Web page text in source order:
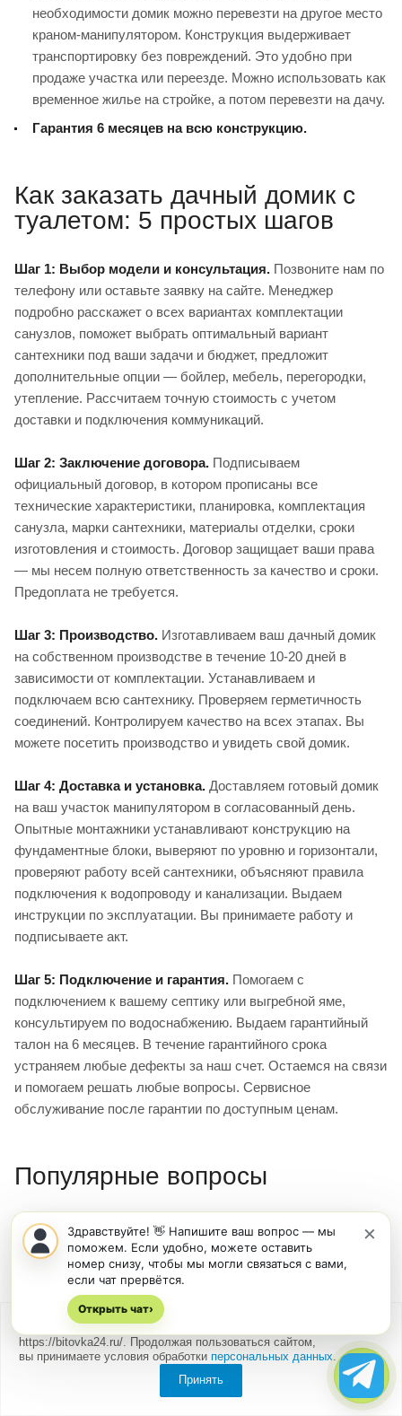
необходимости домик можно перевезти на другое место
краном-манипулятором. Конструкция выдерживает
транспортировку без повреждений. Это удобно при
продаже участка или переезде. Можно использовать как
временное жилье на стройке, а потом перевезти на дачу.
Гарантия 6 месяцев на всю конструкцию.
Как заказать дачный домик с
туалетом: 5 простых шагов
Шаг 1: Выбор модели и консультация. Позвоните нам по
телефону или оставьте заявку на сайте. Менеджер
подробно расскажет о всех вариантах комплектации
санузлов, поможет выбрать оптимальный вариант
сантехники под ваши задачи и бюджет, предложит
дополнительные опции — бойлер, мебель, перегородки,
утепление. Рассчитаем точную стоимость с учетом
доставки и подключения коммуникаций.
Шаг 2: Заключение договора. Подписываем
официальный договор, в котором прописаны все
технические характеристики, планировка, комплектация
санузла, марки сантехники, материалы отделки, сроки
изготовления и стоимость. Договор защищает ваши права
— мы несем полную ответственность за качество и сроки.
Предоплата не требуется.
Шаг 3: Производство. Изготавливаем ваш дачный домик
на собственном производстве в течение 10-20 дней в
зависимости от комплектации. Устанавливаем и
подключаем всю сантехнику. Проверяем герметичность
соединений. Контролируем качество на всех этапах. Вы
можете посетить производство и увидеть свой домик.
Шаг 4: Доставка и установка. Доставляем готовый домик
на ваш участок манипулятором в согласованный день.
Опытные монтажники устанавливают конструкцию на
фундаментные блоки, выверяют по уровню и горизонтали,
проверяют работу всей сантехники, объясняют правила
подключения к водопроводу и канализации. Выдаем
инструкции по эксплуатации. Вы принимаете работу и
подписываете акт.
Шаг 5: Подключение и гарантия. Помогаем с
подключением к вашему септику или выгребной яме,
консультируем по водоснабжению. Выдаем гарантийный
талон на 6 месяцев. В течение гарантийного срока
устраняем любые дефекты за наш счет. Остаемся на связи
и помогаем решать любые вопросы. Сервисное
обслуживание после гарантии по доступным ценам.
Популярные вопросы
Какие коммуникации нужно
подготовить до установки домика?
Для полноценной работы санузла необходимо: выгребная
яма или септик объемом минимум 2-3 м³ на расстоянии не
более 10 метров от домика; водопровод с давлением 1,5-2
атм или накопительный бак объемом 200-500 литров на
высоте 2-3 метра; электричество 220В мощностью 3-5 кВт
используем cookiesдля быстрой и удобной работы сайта
https://bitovka24.ru/. Продолжая пользоваться сайтом,
вы принимаете условия обработки персональных данных.
Принять
×
Здравствуйте! 👋 Напишите ваш вопрос — мы
поможем. Если удобно, можете оставить
номер снизу, чтобы мы могли связаться с вами,
если чат прервётся.
Открыть чат›